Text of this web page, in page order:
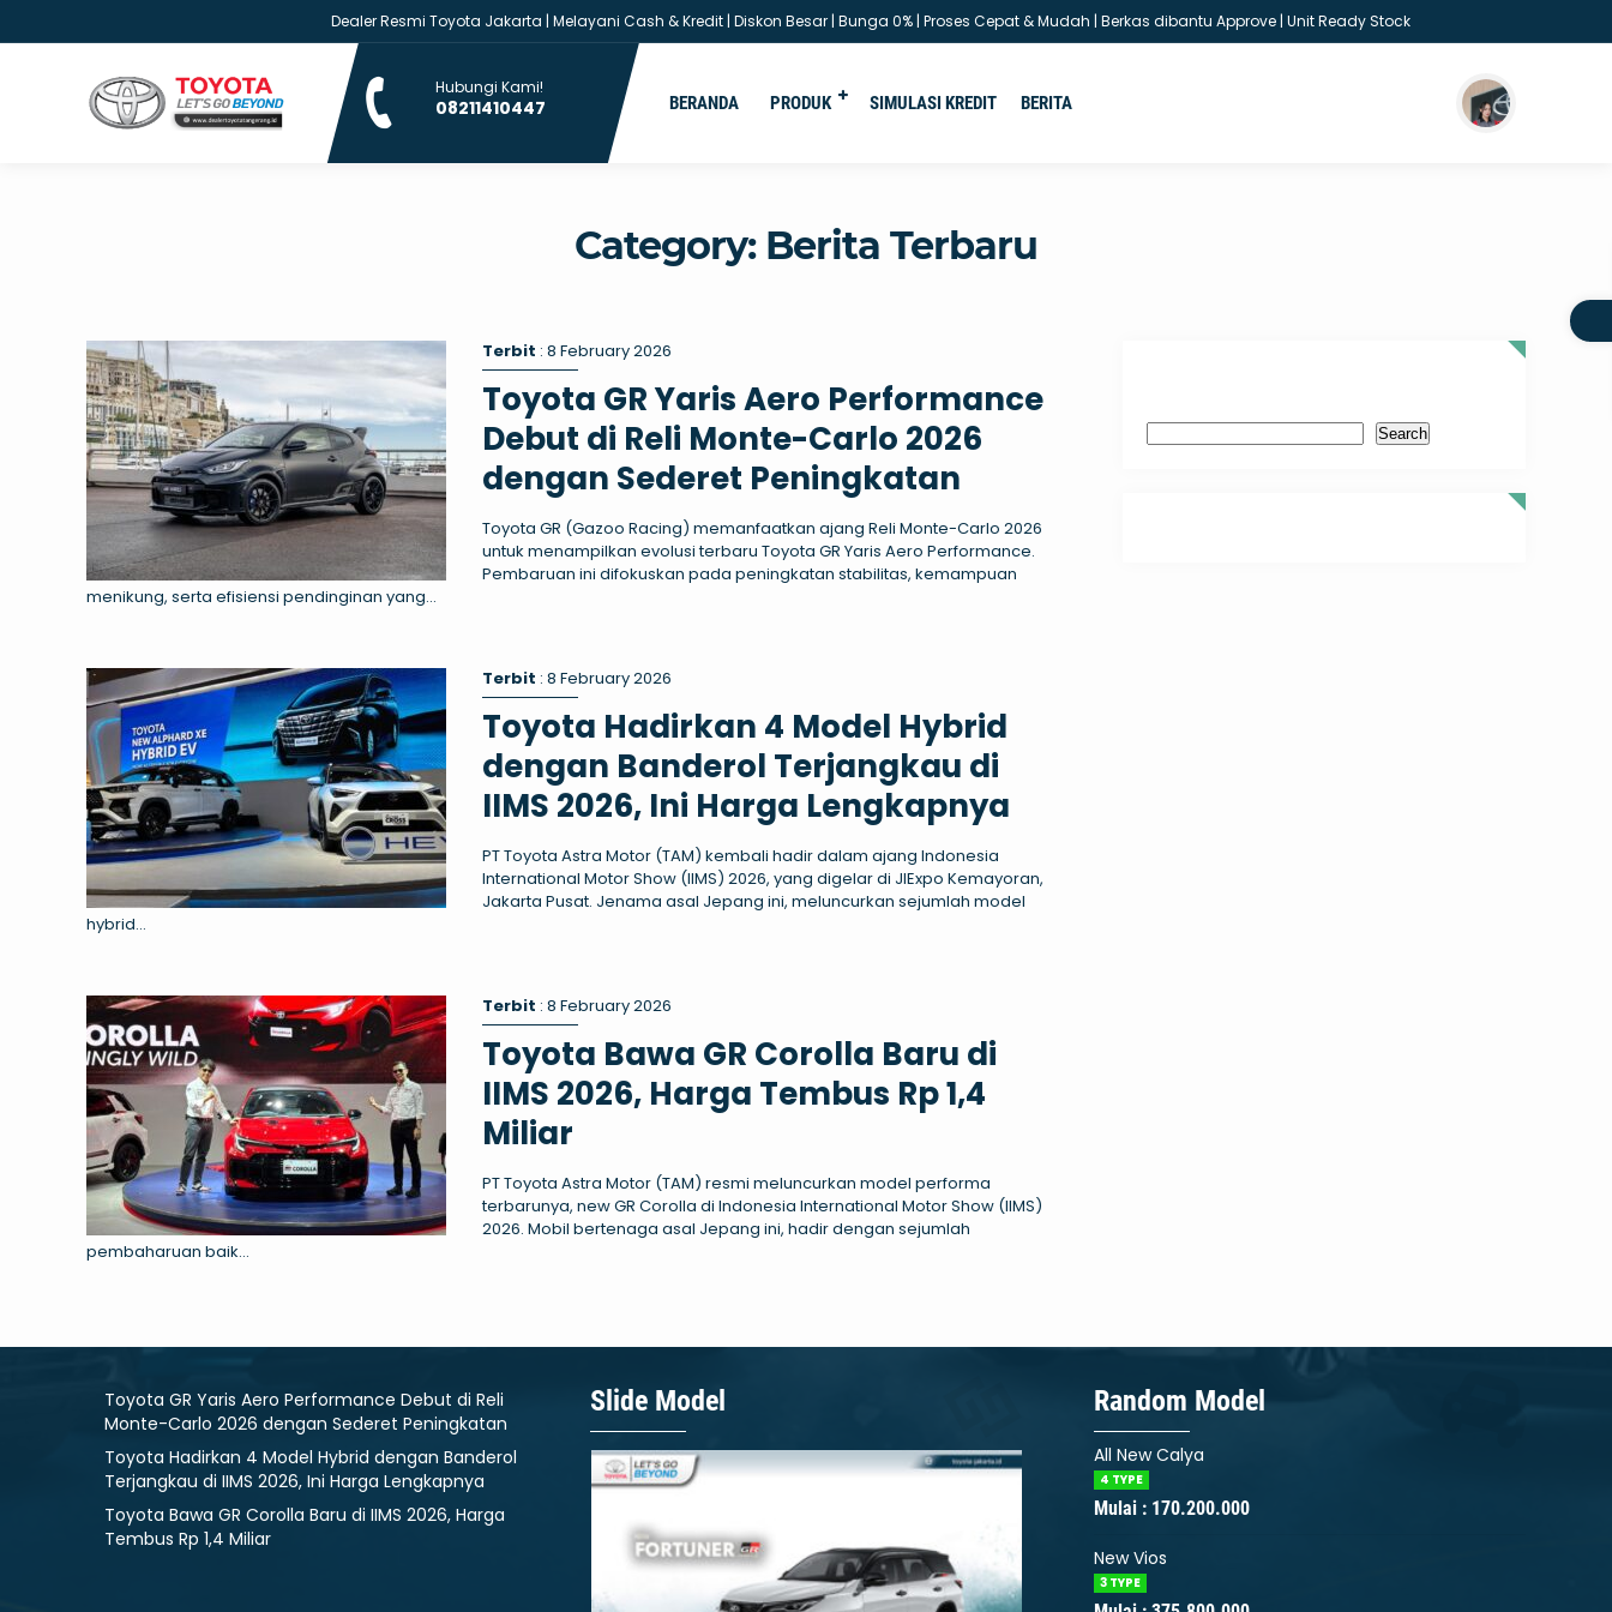
Dealer Resmi Toyota Jakarta | Melayani Cash & Kredit | Diskon Besar | Bunga 0% | Proses Cepat & Mudah | Berkas dibantu Approve | Unit Ready Stock
Hubungi Kami!
08211410447 BERANDA PRODUK SIMULASI KREDIT BERITA
You are here : Beranda/Kategori "Berita Terbaru"
Category: Berita Terbaru
Terbit : 8 February 2026
Toyota GR Yaris Aero Performance
Debut di Reli Monte-Carlo 2026
dengan Sederet Peningkatan
Toyota GR (Gazoo Racing) memanfaatkan ajang Reli Monte-Carlo 2026
untuk menampilkan evolusi terbaru Toyota GR Yaris Aero Performance.
Pembaruan ini difokuskan pada peningkatan stabilitas, kemampuan
menikung, serta efisiensi pendinginan yang...
Terbit : 8 February 2026
Toyota Hadirkan 4 Model Hybrid
dengan Banderol Terjangkau di
IIMS 2026, Ini Harga Lengkapnya
PT Toyota Astra Motor (TAM) kembali hadir dalam ajang Indonesia
International Motor Show (IIMS) 2026, yang digelar di JIExpo Kemayoran,
Jakarta Pusat. Jenama asal Jepang ini, meluncurkan sejumlah model
hybrid...
Terbit : 8 February 2026
Toyota Bawa GR Corolla Baru di
IIMS 2026, Harga Tembus Rp 1,4
Miliar
PT Toyota Astra Motor (TAM) resmi meluncurkan model performa
terbarunya, new GR Corolla di Indonesia International Motor Show (IIMS)
2026. Mobil bertenaga asal Jepang ini, hadir dengan sejumlah
pembaharuan baik...
Search
Toyota GR Yaris Aero Performance Debut di Reli
Monte-Carlo 2026 dengan Sederet Peningkatan
Toyota Hadirkan 4 Model Hybrid dengan Banderol
Terjangkau di IIMS 2026, Ini Harga Lengkapnya
Toyota Bawa GR Corolla Baru di IIMS 2026, Harga
Tembus Rp 1,4 Miliar
Slide Model
HILUX RANGGA
Mulai :199.200.000
Random Model
All New Calya
4 TYPE
Mulai : 170.200.000
New Vios
3 TYPE